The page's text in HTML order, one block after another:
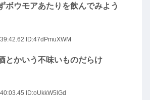
ボウモアあたりを飲んでみよう
ID:47dPmuXWM
とかいう不味いものだらけ
ID:oUkkW5lGd